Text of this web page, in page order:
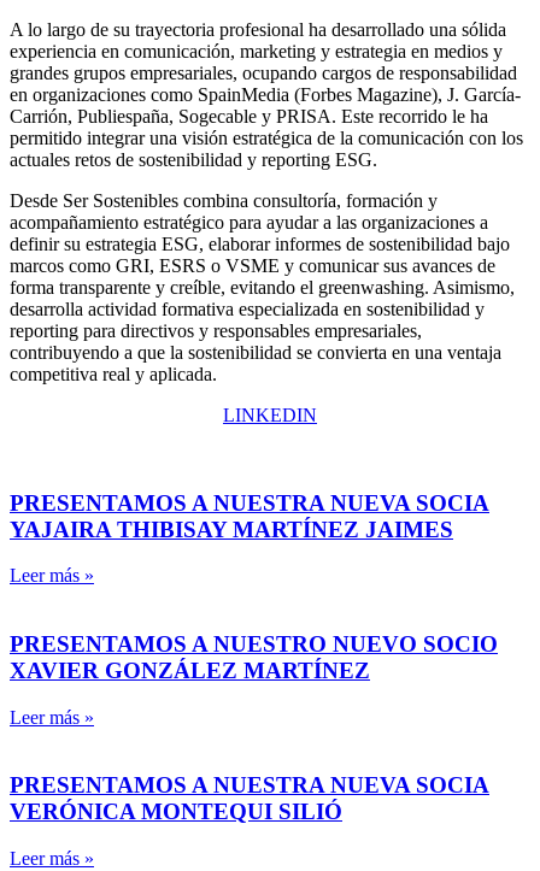
A lo largo de su trayectoria profesional ha desarrollado una sólida
experiencia en comunicación, marketing y estrategia en medios y
grandes grupos empresariales, ocupando cargos de responsabilidad
en organizaciones como SpainMedia (Forbes Magazine), J. García-
Carrión, Publiespaña, Sogecable y PRISA. Este recorrido le ha
permitido integrar una visión estratégica de la comunicación con los
actuales retos de sostenibilidad y reporting ESG.
Desde Ser Sostenibles combina consultoría, formación y
acompañamiento estratégico para ayudar a las organizaciones a
definir su estrategia ESG, elaborar informes de sostenibilidad bajo
marcos como GRI, ESRS o VSME y comunicar sus avances de
forma transparente y creíble, evitando el greenwashing. Asimismo,
desarrolla actividad formativa especializada en sostenibilidad y
reporting para directivos y responsables empresariales,
contribuyendo a que la sostenibilidad se convierta en una ventaja
competitiva real y aplicada.
LINKEDIN
PRESENTAMOS A NUESTRA NUEVA SOCIA
YAJAIRA THIBISAY MARTÍNEZ JAIMES
Leer más »
PRESENTAMOS A NUESTRO NUEVO SOCIO
XAVIER GONZÁLEZ MARTÍNEZ
Leer más »
PRESENTAMOS A NUESTRA NUEVA SOCIA
VERÓNICA MONTEQUI SILIÓ
Leer más »